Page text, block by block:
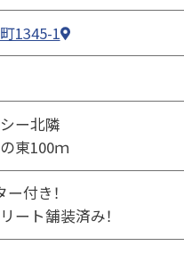
1345-1
ー北隣
東100ｍ
付き！
ート舗装済み！
ージを開きます